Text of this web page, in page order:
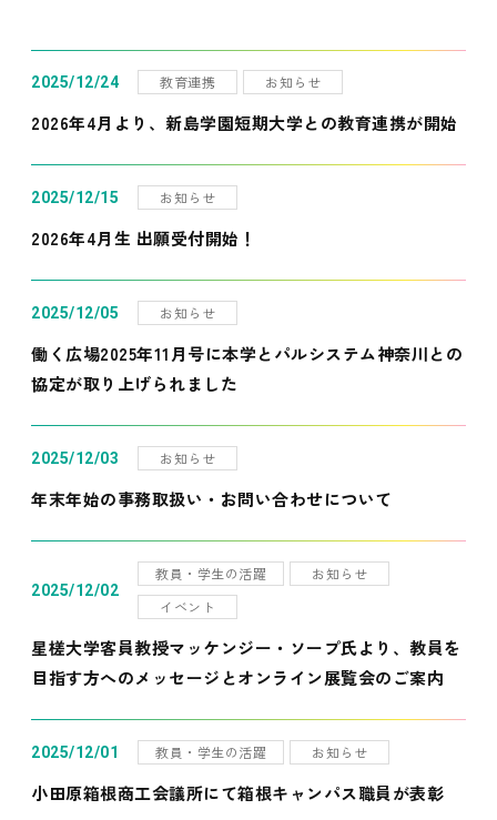
2025/12/24 教育連携 お知らせ
2026年4月より、新島学園短期大学との教育連携が開始
2025/12/15 お知らせ
2026年4月生 出願受付開始！
2025/12/05 お知らせ
働く広場2025年11月号に本学とパルシステム神奈川との
協定が取り上げられました
2025/12/03 お知らせ
年末年始の事務取扱い・お問い合わせについて
2025/12/02
教員・学生の活躍
お知らせ
イベント
星槎大学客員教授マッケンジー・ソープ氏より、教員を
目指す方へのメッセージとオンライン展覧会のご案内
2025/12/01 教員・学生の活躍 お知らせ
小田原箱根商工会議所にて箱根キャンパス職員が表彰